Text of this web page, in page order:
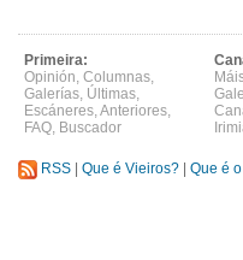
Primeira:
Opinión, Columnas,
Galerías, Últimas,
Escáneres,Anteriores,
FAQ, Buscador
RSS Que é Vieiros? Que é